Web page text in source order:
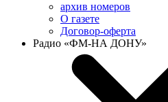
архив номеров
О газете
Договор-оферта
Радио «ФМ-НА ДОНУ»